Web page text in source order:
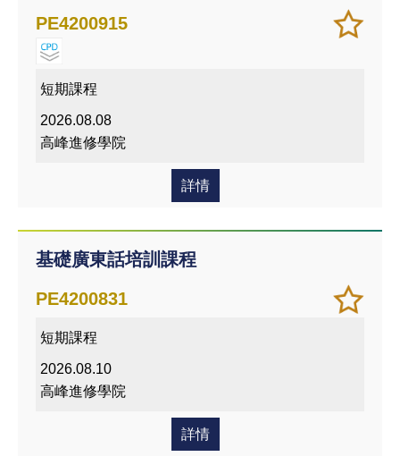
加
入/
儲存
課程
PE4200915
短期課程
2026.08.08
高峰進修學院
詳情
基礎廣東話培訓課程
加
入/
儲存
課程
PE4200831
短期課程
2026.08.10
高峰進修學院
詳情